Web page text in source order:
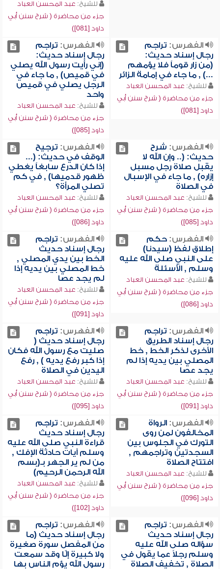
للشيخ: عبد المحسن العباد
جزء من محاضرة ( شرح سنن أبي
داود [081])
الفهرس: تراجم
رجال إسناد حديث:
(من زار قوماً فلا يؤمهم
...) , ما جاء في إمامة الزائر
للشيخ: عبد المحسن العباد
جزء من محاضرة ( شرح سنن أبي
داود [081])
الفهرس: تراجم
رجال إسناد حديث:
(إني رأيت رسول الله يصلي
في قميص) , ما جاء في
الرجل يصلي في قميص
واحد
للشيخ: عبد المحسن العباد
جزء من محاضرة ( شرح سنن أبي
داود [085])
الفهرس: شرح
حديث: (.. وإن الله لا
يقبل صلاة رجل مسبل
إزاره) , ما جاء في الإسبال
في الصلاة
للشيخ: عبد المحسن العباد
جزء من محاضرة ( شرح سنن أبي
داود [085])
الفهرس: ترجيح
الوقف في حديث: (...
إذا كان الدرع سابغاً يغطي
ظهور قدميها) , في كم
تصلي المرأة؟
للشيخ: عبد المحسن العباد
جزء من محاضرة ( شرح سنن أبي
داود [086])
الفهرس:حكم
إطلاق لفظ (سيدنا)
على النبي صلى الله عليه
وسلم , الأسئلة
للشيخ: عبد المحسن العباد
جزء من محاضرة ( شرح سنن أبي
داود [086])
الفهرس: تراجم
رجال إسناد حديث
الخط بين يدي المصلي ,
خط المصلي بين يديه إذا
لم يجد عصا
للشيخ: عبد المحسن العباد
جزء من محاضرة ( شرح سنن أبي
داود [091])
الفهرس: تراجم
رجال إسناد الطريق
الأخرى لذكر الخط , خط
المصلي بين يديه إذا لم
يجد عصا
للشيخ: عبد المحسن العباد
جزء من محاضرة ( شرح سنن أبي
داود [091])
الفهرس: تراجم
رجال إسناد حديث (
صليت مع رسول الله فكان
إذا كبر رفع يديه ) , رفع
اليدين في الصلاة
للشيخ: عبد المحسن العباد
جزء من محاضرة ( شرح سنن أبي
داود [095])
الفهرس:الرواة
المخالفون لمن روى
التورك في الجلوس بين
السجدتين وتراجمهم ,
افتتاح الصلاة
للشيخ: عبد المحسن العباد
جزء من محاضرة ( شرح سنن أبي
داود [096])
الفهرس: تراجم
رجال إسناد حديث
قراءة النبي صلى الله عليه
وسلم آيات حادثة الإفك ,
من لم ير الجهر بـ(بسم
الله الرحمن الرحيم)
للشيخ: عبد المحسن العباد
جزء من محاضرة ( شرح سنن أبي
داود [102])
الفهرس: تراجم
رجال إسناد حديث
سؤاله صلى الله عليه
وسلم رجلاً عما يقول في
الصلاة , تخفيف الصلاة
الفهرس: تراجم
رجال إسناد حديث (ما
من المفصل سورة صغيرة
ولا كبيرة إلّا وقد سمعت
رسول الله يؤم الناس بها